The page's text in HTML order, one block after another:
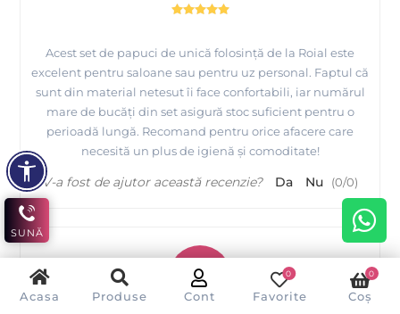
Acasa Produse Cont Favorite
0
Coș
0
Acest set de papuci de unică folosință de la Roial este
excelent pentru saloane sau pentru uz personal. Faptul că
sunt din material netesut îi face confortabili, iar numărul
mare de bucăți din set asigură stoc suficient pentru o
perioadă lungă. Recomand pentru orice afacere care
necesită un plus de igienă și comoditate!
V-a fost de ajutor această recenzie? Da Nu (0/0)
G
SUNĂ